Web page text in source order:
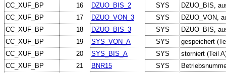
CC_XUF_BP
16 DZUO_BIS_2 SYS
DZUO_BIS,
CC_XUF_BP
17 DZUO_VON_3 SYS
DZUO_VON,
CC_XUF_BP
18 DZUO_BIS_3 SYS
DZUO_BIS,
CC_XUF_BP
19 SYS_VON_A SYS
gespeichert
CC_XUF_BP
20 SYS_BIS_A SYS
storniert (Teil
CC_XUF_BP
21 BNR15 SYS